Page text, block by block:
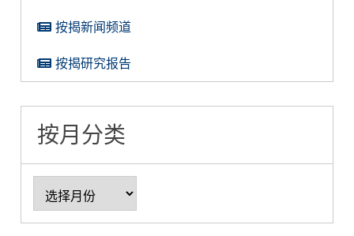
按揭新闻频道
按揭研究报告
按月分类